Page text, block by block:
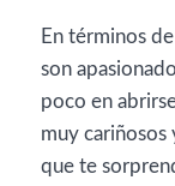
En términos
son
poco en
muy cariñosos
que te